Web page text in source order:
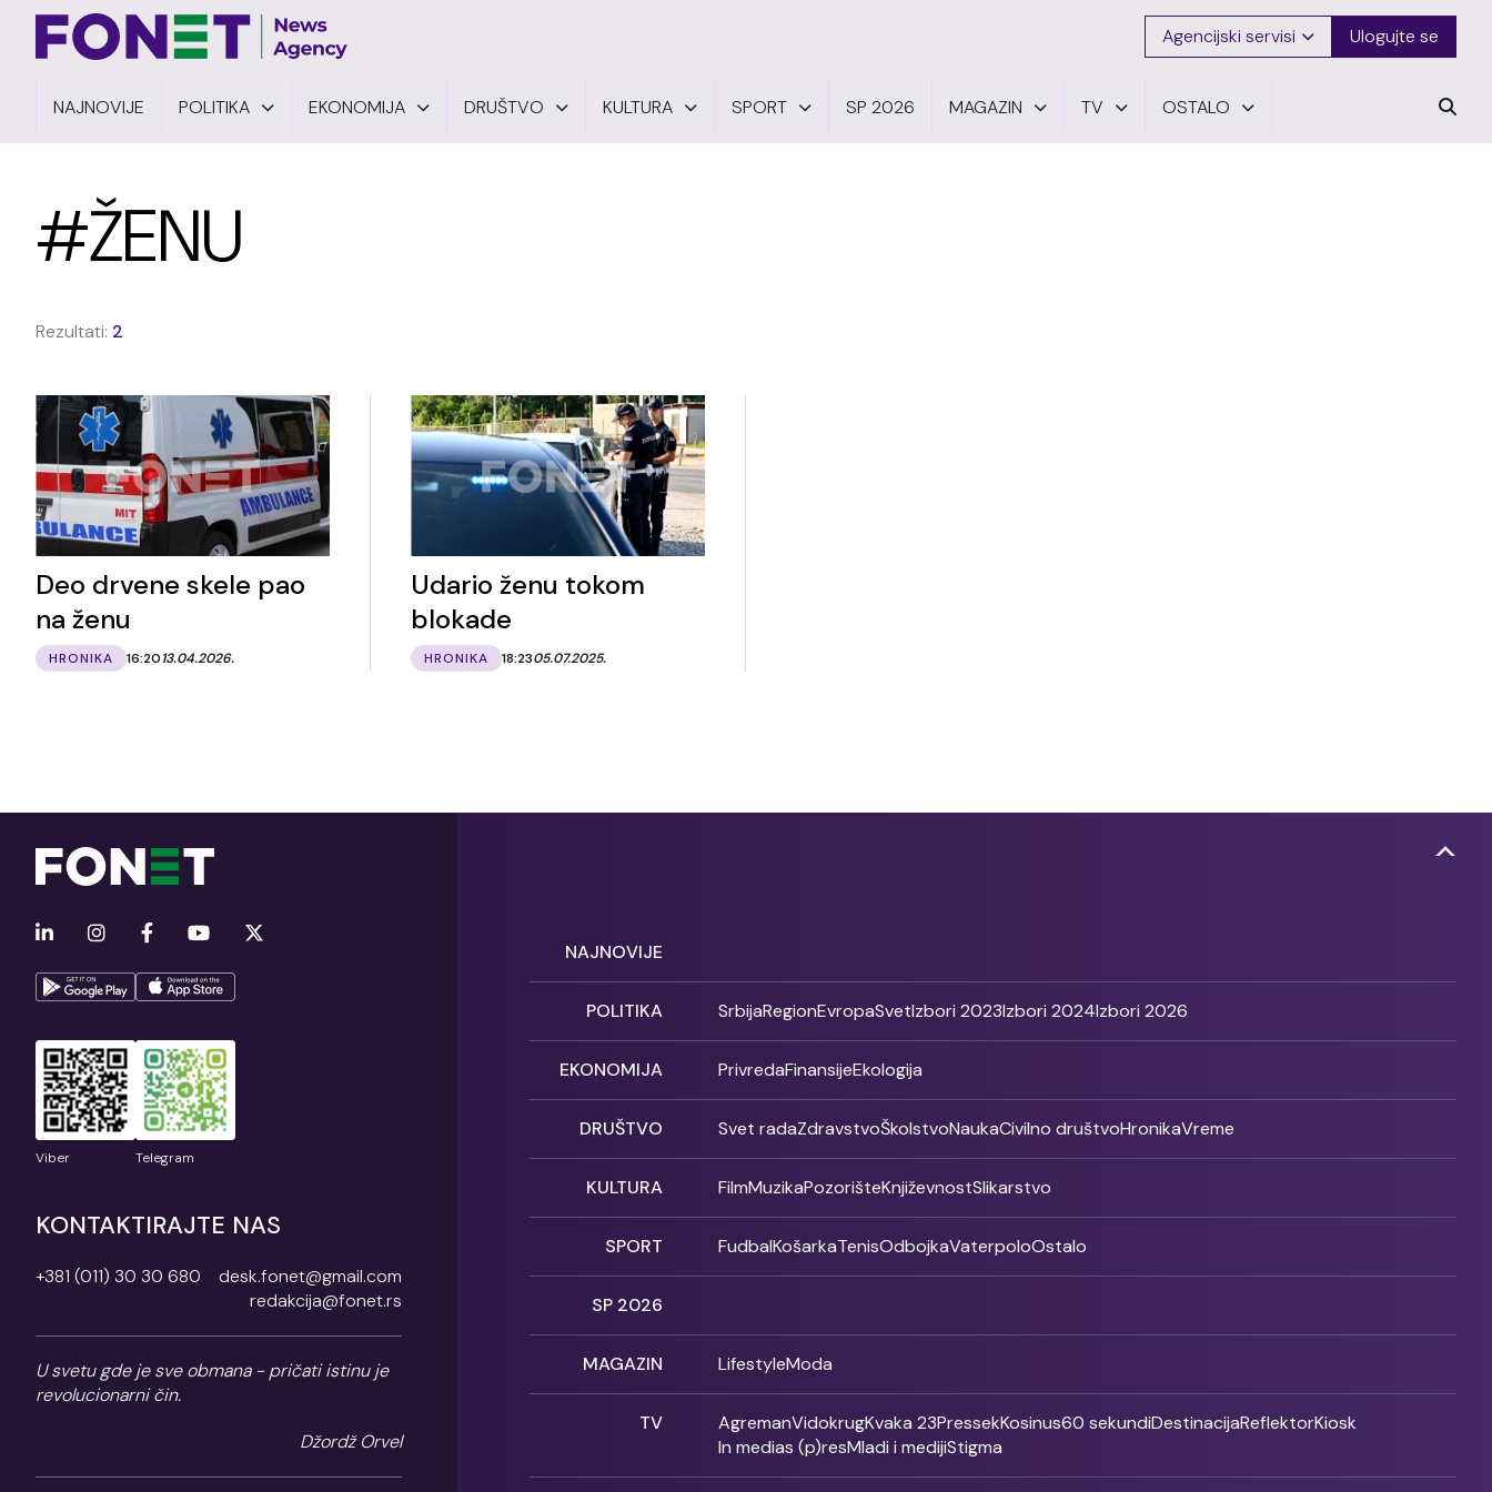
Agencijski servisi Ulogujte se
NAJNOVIJE POLITIKA EKONOMIJA DRUŠTVO KULTURA SPORT SP 2026 MAGAZIN TV OSTALO
#ŽENU
Rezultati: 2
Deo drvene skele pao
na ženu
HRONIKA 16:2013.04.2026.
Udario ženu tokom
blokade
HRONIKA 18:2305.07.2025.
Viber Telegram
KONTAKTIRAJTE NAS
+381 (011) 30 30 680
desk.fonet@gmail.com
redakcija@fonet.rs
U svetu gde je sve obmana - pričati istinu je
revolucionarni čin.
Džordž Orvel
NAJNOVIJE
POLITIKA SrbijaRegionEvropaSvetIzbori 2023Izbori 2024Izbori 2026
EKONOMIJA PrivredaFinansijeEkologija
DRUŠTVO Svet radaZdravstvoŠkolstvoNaukaCivilno društvoHronikaVreme
KULTURA FilmMuzikaPozorišteKnjiževnostSlikarstvo
SPORT FudbalKošarkaTenisOdbojkaVaterpoloOstalo
SP 2026
MAGAZIN LifestyleModa
TV AgremanVidokrugKvaka 23PressekKosinus60 sekundiDestinacijaReflektorKiosk
In medias (p)resMladi i medijiStigma